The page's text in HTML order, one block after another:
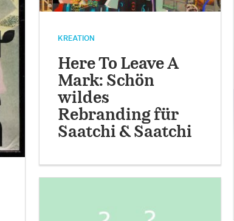
KREATION
Here To Leave A
Mark: Schön
wildes
Rebranding für
Saatchi & Saatchi